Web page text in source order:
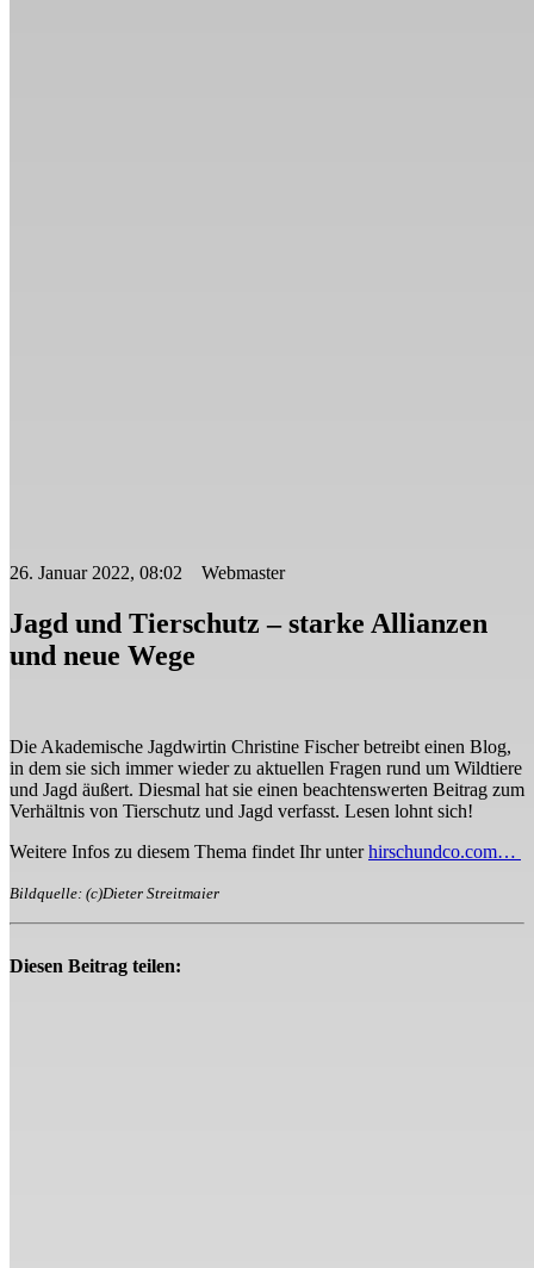
26. Januar 2022, 08:02 Webmaster
Jagd und Tierschutz – starke Allianzen
und neue Wege
Die Akademische Jagdwirtin Christine Fischer betreibt einen Blog,
in dem sie sich immer wieder zu aktuellen Fragen rund um Wildtiere
und Jagd äußert. Diesmal hat sie einen beachtenswerten Beitrag zum
Verhältnis von Tierschutz und Jagd verfasst. Lesen lohnt sich!
Weitere Infos zu diesem Thema findet Ihr unterhirschundco.com…
Bildquelle: (c)Dieter Streitmaier
Diesen Beitrag teilen: